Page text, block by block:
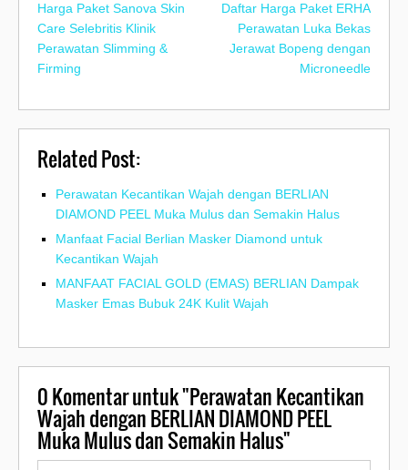
Harga Paket Sanova Skin
Care Selebritis Klinik
Perawatan Slimming &
Firming
Daftar Harga Paket ERHA
Perawatan Luka Bekas
Jerawat Bopeng dengan
Microneedle
Related Post:
Perawatan Kecantikan Wajah dengan BERLIAN
DIAMOND PEEL Muka Mulus dan Semakin Halus
Manfaat Facial Berlian Masker Diamond untuk
Kecantikan Wajah
MANFAAT FACIAL GOLD (EMAS) BERLIAN Dampak
Masker Emas Bubuk 24K Kulit Wajah
0Komentar untuk "Perawatan Kecantikan
Wajah dengan BERLIAN DIAMOND PEEL
Muka Mulus dan Semakin Halus"